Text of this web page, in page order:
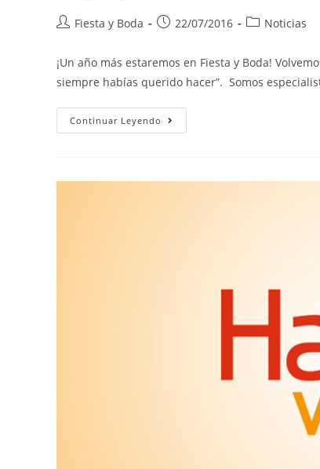
Fiesta y Boda 22/07/2016 Noticias
¡Un año más estaremos en Fiesta y Boda!
siempre habías querido hacer”. Somos
Continuar Leyendo